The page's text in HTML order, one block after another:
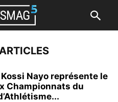
Nayo représente le
Championnats du